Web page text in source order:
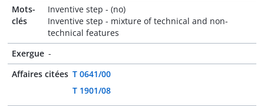
Mots-
clés
Inventive step - (no)
Inventive step - mixture of technical and non-
technical features
Exergue -
Affaires citées T 0641/00
T 1901/08